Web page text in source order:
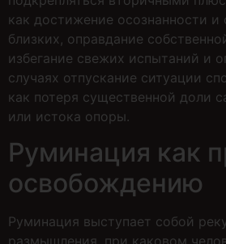
как достижение осознанности и
близких, оправдание
избегание свежих испытаний и
случаях отпускание ситуации
как потеря существенной доли
или истока опоры.
Руминация как
освобождению
Руминация выступает собой